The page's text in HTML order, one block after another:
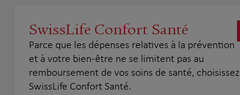
SwissLife Confort Santé
Parce que les dépenses relatives à la prévention
et à votre bien-être ne se limitent pas au
remboursement de vos soins de santé, choisissez
SwissLife Confort Santé.